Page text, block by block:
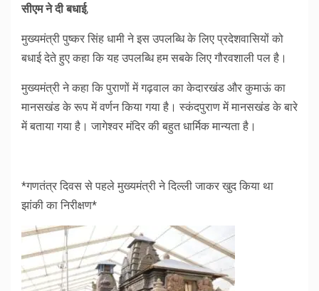
सीएम ने दी बधाई,
मुख्यमंत्री पुष्कर सिंह धामी ने इस उपलब्धि के लिए प्रदेशवासियों को
बधाई देते हुए कहा कि यह उपलब्धि हम सबके लिए गौरवशाली पल है।
मुख्यमंत्री ने कहा कि पुराणों में गढ़वाल का केदारखंड और कुमाऊं का
मानसखंड के रूप में वर्णन किया गया है। स्कंदपुराण में मानसखंड के बारे
में बताया गया है। जागेश्वर मंदिर की बहुत धार्मिक मान्यता है।
*गणतंत्र दिवस से पहले मुख्यमंत्री ने दिल्ली जाकर खुद किया था
झांकी का निरीक्षण*